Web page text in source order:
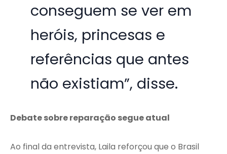
conseguem se ver em
heróis, princesas e
referências que antes
não existiam”, disse.
Debate sobre reparação segue atual
Ao final da entrevista, Laila reforçou que o Brasil